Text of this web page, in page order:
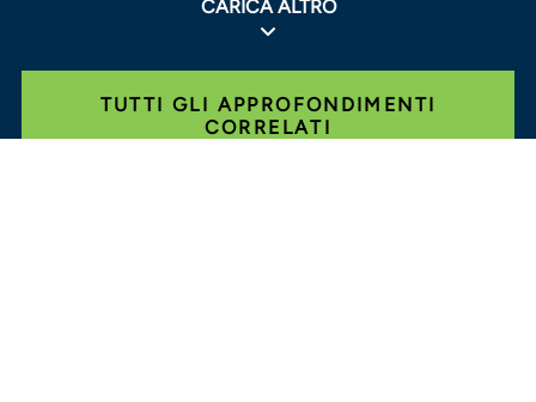
CARICA ALTRO
TUTTI GLI APPROFONDIMENTI
CORRELATI